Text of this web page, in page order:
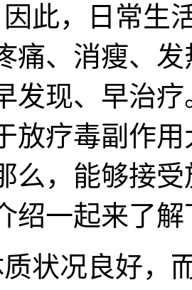
此，日常生
痛、消瘦、
发现、早治
放疗毒副作
么，能够接
绍一起来了
况良好，而